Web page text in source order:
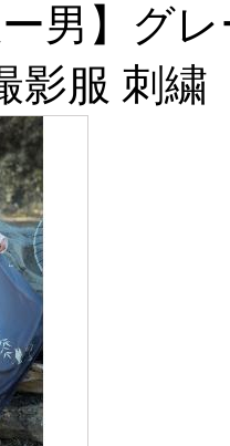
ー男】グ
影服 刺繍